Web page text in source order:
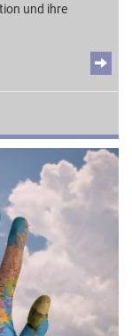
und ihre